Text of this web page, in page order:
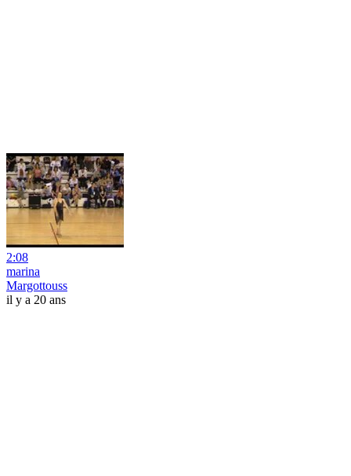
2:08
marina
Margottouss
il y a 20 ans